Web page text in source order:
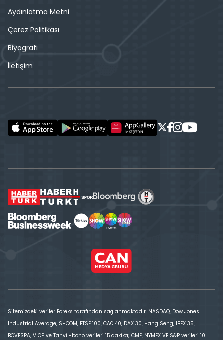
Aydınlatma Metni
Çerez Politikası
Biyografi
İletişim
Sitemizdeki veriler Foreks tarafından sağlanmaktadır. NASDAQ, Dow Jones
Industrial Average, SHCOM, FTSE 100, CAC 40, DAX 30, Hang Seng, IBEX 35,
BOVESPA, VİOP ve Tahvil-bono verileri 15 dakika; CME, NYMEX VE S&P verileri 10